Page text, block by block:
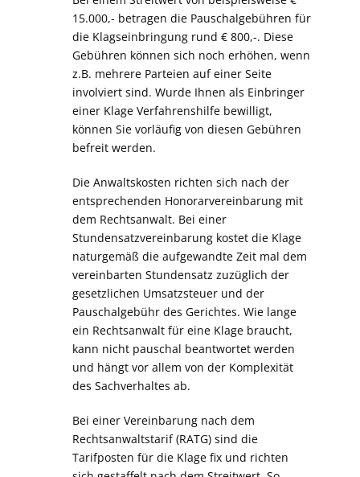
15.000,- betragen die Pauschalgebühren für
die Klagseinbringung rund € 800,-. Diese
Gebühren können sich noch erhöhen, wenn
z.B. mehrere Parteien auf einer Seite
involviert sind. Wurde Ihnen als Einbringer
einer Klage Verfahrenshilfe bewilligt,
können Sie vorläufig von diesen Gebühren
befreit werden.
Die Anwaltskosten richten sich nach der
entsprechenden Honorarvereinbarung mit
dem Rechtsanwalt. Bei einer
Stundensatzvereinbarung kostet die Klage
naturgemäß die aufgewandte Zeit mal dem
vereinbarten Stundensatz zuzüglich der
gesetzlichen Umsatzsteuer und der
Pauschalgebühr des Gerichtes. Wie lange
ein Rechtsanwalt für eine Klage braucht,
kann nicht pauschal beantwortet werden
und hängt vor allem von der Komplexität
des Sachverhaltes ab.
Bei einer Vereinbarung nach dem
Rechtsanwaltstarif (RATG) sind die
Tarifposten für die Klage fix und richten